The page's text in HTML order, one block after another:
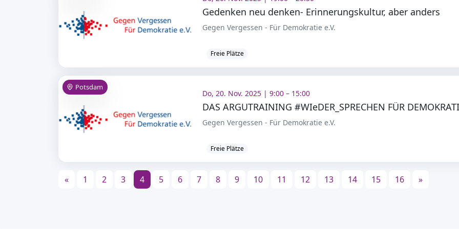
Gedenken neu denken- Erinnerungskultur, aber anders
Gegen Vergessen - Für Demokratie e.V.
Freie Plätze
Potsdam
Do, 20. Nov. 2025 | 9:00 – 15:00
DAS ARGUTRAINING #WIeDER_SPRECHEN FÜR
Gegen Vergessen - Für Demokratie e.V.
Freie Plätze
« 1 2 3 4 5 6 7 8 9 10 11 12 13 14 15 16 »